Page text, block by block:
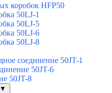
коробок HFP50
50LJ-1
50LJ-5
50LJ-6
50LJ-8
соединение 50JT-1
50JT-6
50JT-8
▼